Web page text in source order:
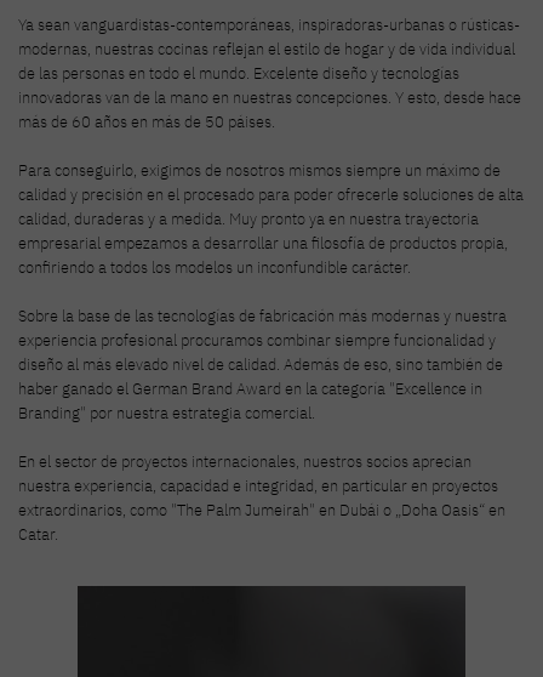
Ya sean vanguardistas-contemporáneas, inspiradoras-urbanas o rústicas-
modernas, nuestras cocinas reflejan el estilo de hogar y de vida individual
de las personas en todo el mundo. Excelente diseño y tecnologías
innovadoras van de la mano en nuestras concepciones. Y esto, desde hace
más de 60 años en más de 50 páises.
Para conseguirlo, exigimos de nosotros mismos siempre un máximo de
calidad y precisión en el procesado para poder ofrecerle soluciones de alta
calidad, duraderas y a medida. Muy pronto ya en nuestra trayectoria
empresarial empezamos a desarrollar una filosofía de productos propia,
confiriendo a todos los modelos un inconfundible carácter.
Sobre la base de las tecnologías de fabricación más modernas y nuestra
experiencia profesional procuramos combinar siempre funcionalidad y
diseño al más elevado nivel de calidad. Además de eso, sino también de
haber ganado el German Brand Award en la categoría "Excellence in
Branding" por nuestra estrategia comercial.
En el sector de proyectos internacionales, nuestros socios aprecian
nuestra experiencia, capacidad e integridad, en particular en proyectos
extraordinarios, como "The Palm Jumeirah" en Dubái o „Doha Oasis“ en
Catar.